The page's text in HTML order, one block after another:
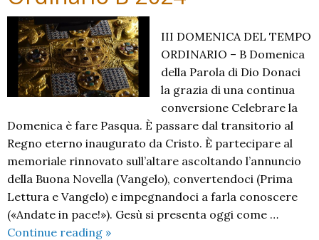
III DOMENICA DEL TEMPO
ORDINARIO – B Domenica
della Parola di Dio Donaci
la grazia di una continua
conversione Celebrare la
Domenica è fare Pasqua. È passare dal transitorio al
Regno eterno inaugurato da Cristo. È partecipare al
memoriale rinnovato sull’altare ascoltando l’annuncio
della Buona Novella (Vangelo), convertendoci (Prima
Lettura e Vangelo) e impegnandoci a farla conoscere
(«Andate in pace!»). Gesù si presenta oggi come …
Continue reading III
»